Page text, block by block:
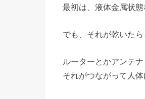
最初は、液体金属状
でも、それが乾いたら
ルーターとかアンテ
それがつながって人